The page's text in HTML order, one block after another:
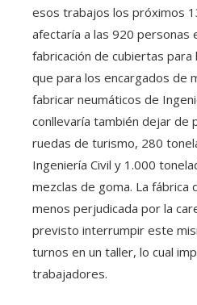
esos trabajos los próximos
afectaría a las 920 personas
fabricación de cubiertas para
que para los encargados de
fabricar neumáticos de
conllevaría también dejar de
ruedas de turismo, 280
Ingeniería Civil y 1.000
mezclas de goma. La fábrica
menos perjudicada por la
previsto interrumpir este
turnos en un taller, lo cual
trabajadores.